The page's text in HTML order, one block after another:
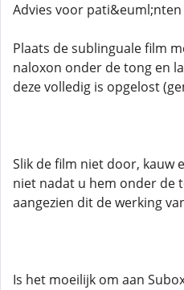
Advies voor pati&euml;nten
Plaats de sublinguale film
naloxon onder de tong en
deze volledig is opgelost
Slik de film niet door, kauw
niet nadat u hem onder de
aangezien dit de werking
Is het moeilijk om aan